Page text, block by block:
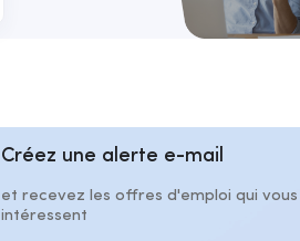
Créez une alerte e-mail
et recevez les offres d'emploi qui vous
intéressent